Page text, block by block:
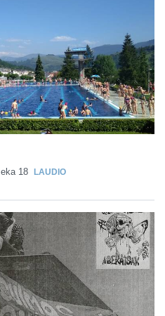
eka 18 LAUDIO